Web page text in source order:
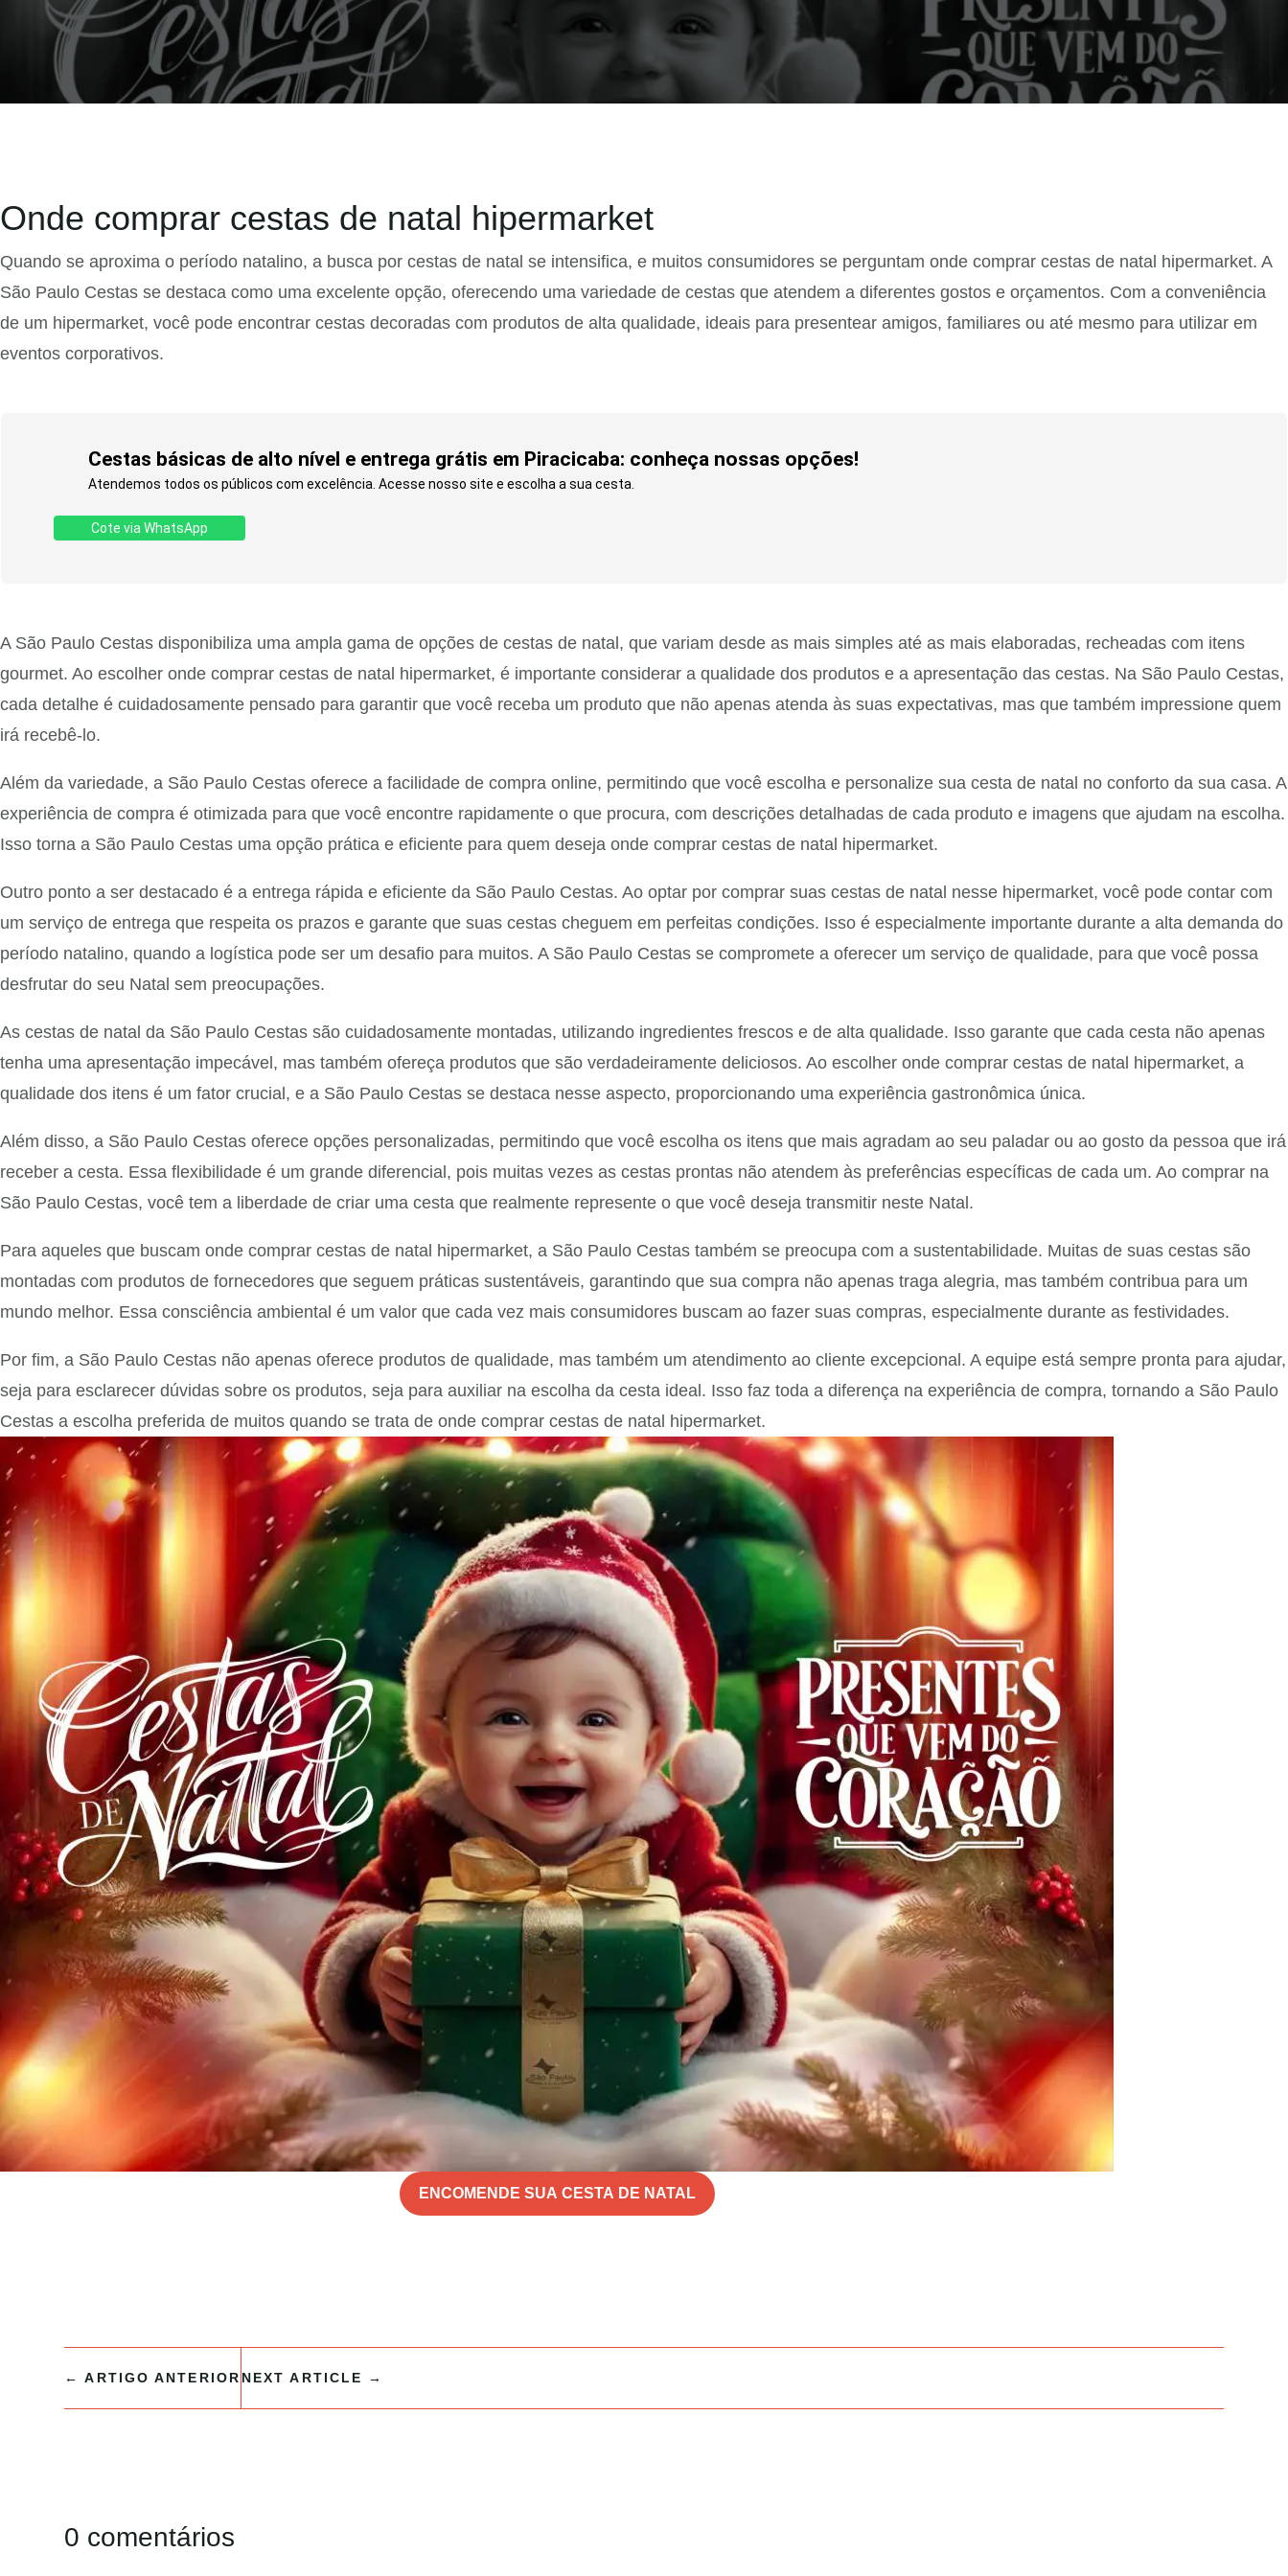
Onde comprar cestas de natal hipermarket
Quando se aproxima o período natalino, a busca por cestas de natal se intensifica, e muitos consumidores se perguntam onde comprar cestas de natal hipermarket. A
São Paulo Cestas se destaca como uma excelente opção, oferecendo uma variedade de cestas que atendem a diferentes gostos e orçamentos. Com a conveniência
de um hipermarket, você pode encontrar cestas decoradas com produtos de alta qualidade, ideais para presentear amigos, familiares ou até mesmo para utilizar em
eventos corporativos.
Cestas básicas de alto nível e entrega grátis em Piracicaba: conheça nossas opções!
Atendemos todos os públicos com excelência. Acesse nosso site e escolha a sua cesta.
Cote via WhatsApp
A São Paulo Cestas disponibiliza uma ampla gama de opções de cestas de natal, que variam desde as mais simples até as mais elaboradas, recheadas com itens
gourmet. Ao escolher onde comprar cestas de natal hipermarket, é importante considerar a qualidade dos produtos e a apresentação das cestas. Na São Paulo Cestas,
cada detalhe é cuidadosamente pensado para garantir que você receba um produto que não apenas atenda às suas expectativas, mas que também impressione quem
irá recebê-lo.
Além da variedade, a São Paulo Cestas oferece a facilidade de compra online, permitindo que você escolha e personalize sua cesta de natal no conforto da sua casa. A
experiência de compra é otimizada para que você encontre rapidamente o que procura, com descrições detalhadas de cada produto e imagens que ajudam na escolha.
Isso torna a São Paulo Cestas uma opção prática e eficiente para quem deseja onde comprar cestas de natal hipermarket.
Outro ponto a ser destacado é a entrega rápida e eficiente da São Paulo Cestas. Ao optar por comprar suas cestas de natal nesse hipermarket, você pode contar com
um serviço de entrega que respeita os prazos e garante que suas cestas cheguem em perfeitas condições. Isso é especialmente importante durante a alta demanda do
período natalino, quando a logística pode ser um desafio para muitos. A São Paulo Cestas se compromete a oferecer um serviço de qualidade, para que você possa
desfrutar do seu Natal sem preocupações.
As cestas de natal da São Paulo Cestas são cuidadosamente montadas, utilizando ingredientes frescos e de alta qualidade. Isso garante que cada cesta não apenas
tenha uma apresentação impecável, mas também ofereça produtos que são verdadeiramente deliciosos. Ao escolher onde comprar cestas de natal hipermarket, a
qualidade dos itens é um fator crucial, e a São Paulo Cestas se destaca nesse aspecto, proporcionando uma experiência gastronômica única.
Além disso, a São Paulo Cestas oferece opções personalizadas, permitindo que você escolha os itens que mais agradam ao seu paladar ou ao gosto da pessoa que irá
receber a cesta. Essa flexibilidade é um grande diferencial, pois muitas vezes as cestas prontas não atendem às preferências específicas de cada um. Ao comprar na
São Paulo Cestas, você tem a liberdade de criar uma cesta que realmente represente o que você deseja transmitir neste Natal.
Para aqueles que buscam onde comprar cestas de natal hipermarket, a São Paulo Cestas também se preocupa com a sustentabilidade. Muitas de suas cestas são
montadas com produtos de fornecedores que seguem práticas sustentáveis, garantindo que sua compra não apenas traga alegria, mas também contribua para um
mundo melhor. Essa consciência ambiental é um valor que cada vez mais consumidores buscam ao fazer suas compras, especialmente durante as festividades.
Por fim, a São Paulo Cestas não apenas oferece produtos de qualidade, mas também um atendimento ao cliente excepcional. A equipe está sempre pronta para ajudar,
seja para esclarecer dúvidas sobre os produtos, seja para auxiliar na escolha da cesta ideal. Isso faz toda a diferença na experiência de compra, tornando a São Paulo
Cestas a escolha preferida de muitos quando se trata de onde comprar cestas de natal hipermarket.
ENCOMENDE SUA CESTA DE NATAL
←ARTIGO ANTERIOR NEXT ARTICLE →
0 comentários